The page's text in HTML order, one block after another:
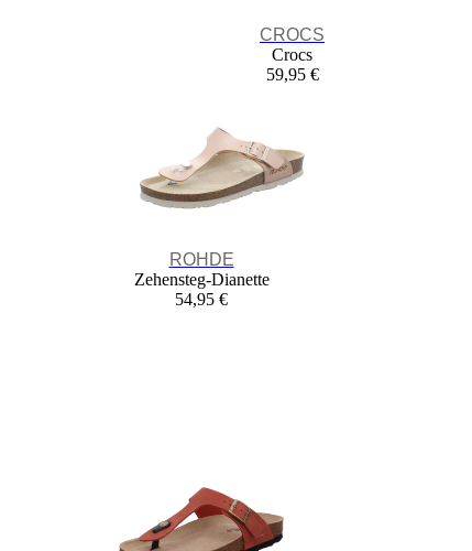
CROCS
Crocs
59,95 €
ROHDE
Zehensteg-Dianette
54,95 €